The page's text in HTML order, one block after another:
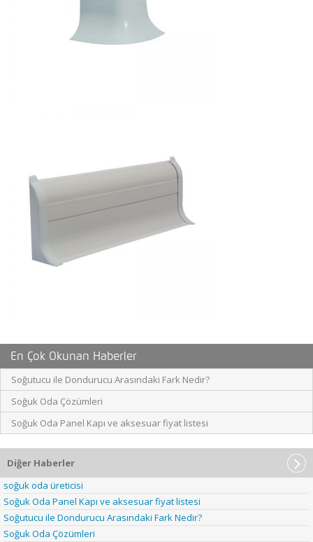
En Çok Okunan Haberler
Soğutucu ile Dondurucu Arasındaki Fark Nedir?
Soğuk Oda Çözümleri
Soğuk Oda Panel Kapı ve aksesuar fiyat listesi
Diğer Haberler
soğuk oda üreticisi
Soğuk Oda Panel Kapı ve aksesuar fiyat listesi
Soğutucu ile Dondurucu Arasındaki Fark Nedir?
Soğuk Oda Çözümleri